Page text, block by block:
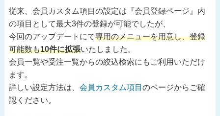
従来、会員カスタム項目の設定は『会員登録ページ』内
の項目として最大3件の登録が可能でしたが、
今回のアップデートにて専用のメニューを用意し、登録
可能数も10件に拡張いたしました。
会員一覧や受注一覧からの絞込検索にもご利用いただけ
ます。
詳しい設定方法は、 会員カスタム項目 のページからご確
認ください。